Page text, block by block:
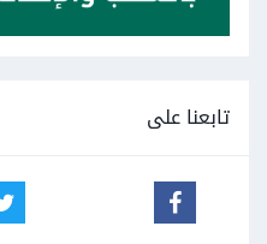
تابعنا على